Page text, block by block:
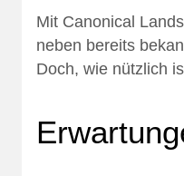
Mit Canonical
neben bereits
Doch, wie nützlich